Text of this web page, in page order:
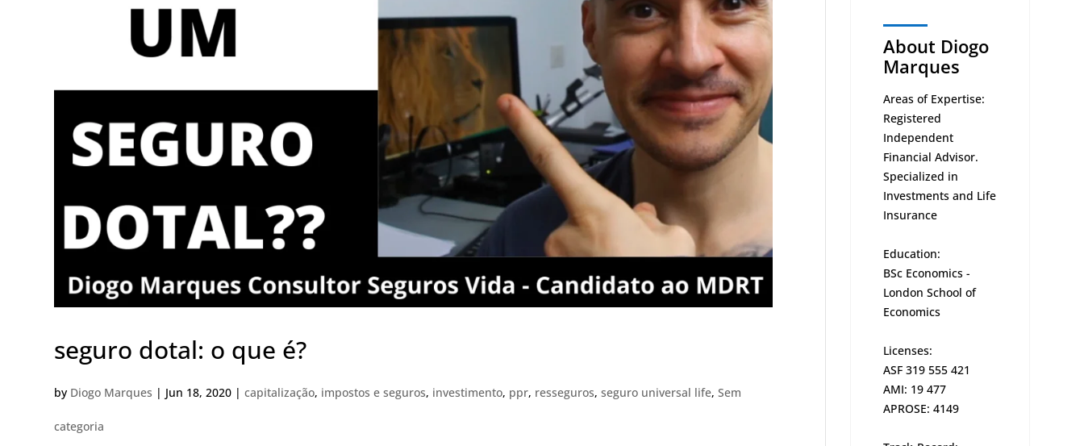
seguro dotal: o que é?
by Diogo Marques | Jun 18, 2020 |capitalização, impostos e seguros, investimento, ppr, resseguros,seguro universal life,Sem
categoria
About Diogo
Marques
Areas of Expertise:
Registered
Independent
Financial Advisor.
Specialized in
Investments and Life
Insurance
Education:
BSc Economics -
London School of
Economics
Licenses:
ASF 319 555 421
AMI: 19 477
APROSE: 4149